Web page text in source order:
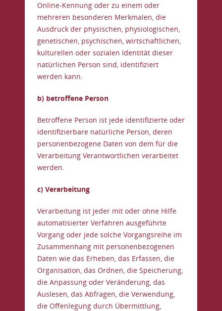
Online-Kennung oder zu einem oder
mehreren besonderen Merkmalen, die
Ausdruck der physischen, physiologischen,
genetischen, psychischen, wirtschaftlichen,
kulturellen oder sozialen Identität dieser
natürlichen Person sind, identifiziert
werden kann.
b) betroffene Person
Betroffene Person ist jede identifizierte oder
identifizierbare natürliche Person, deren
personenbezogene Daten von dem für die
Verarbeitung Verantwortlichen verarbeitet
werden.
c) Verarbeitung
Verarbeitung ist jeder mit oder ohne Hilfe
automatisierter Verfahren ausgeführte
Vorgang oder jede solche Vorgangsreihe im
Zusammenhang mit personenbezogenen
Daten wie das Erheben, das Erfassen, die
Organisation, das Ordnen, die Speicherung,
die Anpassung oder Veränderung, das
Auslesen, das Abfragen, die Verwendung,
die Offenlegung durch Übermittlung,